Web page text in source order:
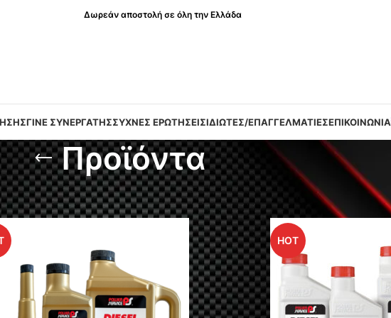
Δωρεάν αποστολή σε όλη την Ελλάδα
ΓΙΝΕ ΣΥΝΕΡΓΑΤΗΣΣΥΧΝΕΣ ΕΡΩΤΗΣΕΙΣΙΔΙΩΤΕΣ/ΕΠΑΓΓΕΛΜΑΤΙΕΣΕΠΙΚΟΙΝΩΝΙΑ
Προϊόντα
HOT